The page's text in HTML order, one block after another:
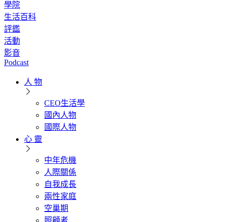
學院
生活百科
評鑑
活動
影音
Podcast
人 物
CEO生活學
國內人物
國際人物
心 靈
中年危機
人際關係
自我成長
兩性家庭
空巢期
照顧者